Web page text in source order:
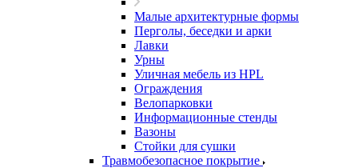
Малые архитектурные формы
Перголы, беседки и арки
Лавки
Урны
Уличная мебель из HPL
Ограждения
Велопарковки
Информационные стенды
Вазоны
Стойки для сушки
Травмобезопасное покрытие